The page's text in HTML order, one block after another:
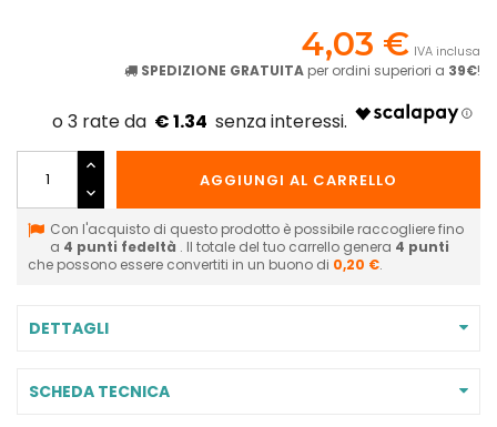
4,03 € IVA inclusa
SPEDIZIONE GRATUITA per ordini superiori a 39€!
€ 1.34
AGGIUNGI AL CARRELLO
Con l'acquisto di questo prodotto è possibile raccogliere fino
a 4 punti fedeltà . Il totale del tuo carrello genera 4 punti
che possono essere convertiti in un buono di 0,20 €.
DETTAGLI
SCHEDA TECNICA